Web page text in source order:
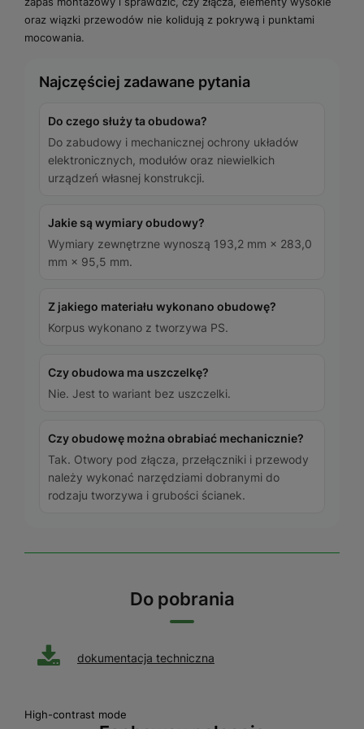
oraz wiązki przewodów nie kolidują z pokrywą i punktami
mocowania.
Najczęściej zadawane pytania
Do czego służy ta obudowa?
Do zabudowy i mechanicznej ochrony układów
elektronicznych, modułów oraz niewielkich
urządzeń własnej konstrukcji.
Jakie są wymiary obudowy?
Wymiary zewnętrzne wynoszą 193,2 mm × 283,0
mm × 95,5 mm.
Z jakiego materiału wykonano obudowę?
Korpus wykonano z tworzywa PS.
Czy obudowa ma uszczelkę?
Nie. Jest to wariant bez uszczelki.
Czy obudowę można obrabiać mechanicznie?
Tak. Otwory pod złącza, przełączniki i przewody
należy wykonać narzędziami dobranymi do
rodzaju tworzywa i grubości ścianek.
Do pobrania
dokumentacja techniczna
High-contrast mode